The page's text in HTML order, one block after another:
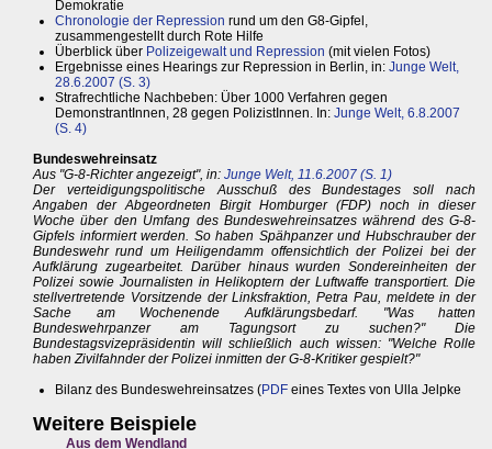
Demokratie
Chronologie der Repression rund um den G8-Gipfel,
zusammengestellt durch Rote Hilfe
Überblick über Polizeigewalt und Repression (mit vielen Fotos)
Ergebnisse eines Hearings zur Repression in Berlin, in: Junge Welt,
28.6.2007 (S. 3)
Strafrechtliche Nachbeben: Über 1000 Verfahren gegen
DemonstrantInnen, 28 gegen PolizistInnen. In: Junge Welt, 6.8.2007
(S. 4)
Bundeswehreinsatz
Aus "G-8-Richter angezeigt", in: Junge Welt, 11.6.2007 (S. 1)
Der verteidigungspolitische Ausschuß des Bundestages soll nach
Angaben der Abgeordneten Birgit Homburger (FDP) noch in dieser
Woche über den Umfang des Bundeswehreinsatzes während des G-8-
Gipfels informiert werden. So haben Spähpanzer und Hubschrauber der
Bundeswehr rund um Heiligendamm offensichtlich der Polizei bei der
Aufklärung zugearbeitet. Darüber hinaus wurden Sondereinheiten der
Polizei sowie Journalisten in Helikoptern der Luftwaffe transportiert. Die
stellvertretende Vorsitzende der Linksfraktion, Petra Pau, meldete in der
Sache am Wochenende Aufklärungsbedarf. "Was hatten
Bundeswehrpanzer am Tagungsort zu suchen?" Die
Bundestagsvizepräsidentin will schließlich auch wissen: "Welche Rolle
haben Zivilfahnder der Polizei inmitten der G-8-Kritiker gespielt?"
Bilanz des Bundeswehreinsatzes (PDF eines Textes von Ulla Jelpke
Weitere Beispiele
Aus dem Wendland